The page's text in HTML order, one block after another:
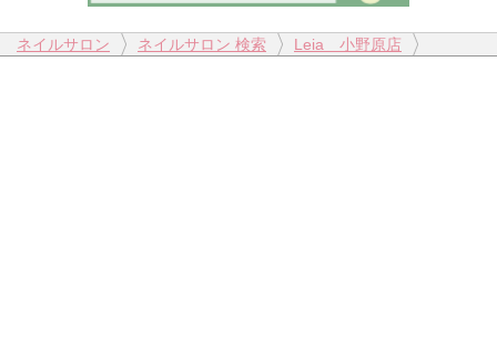
ネイルサロン ネイルサロン 検索 Leia 小野原店